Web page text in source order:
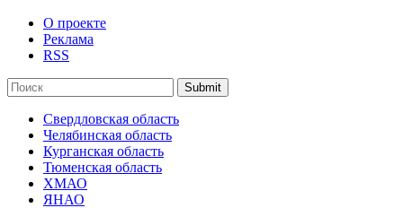
О проекте
Реклама
RSS
Submit
Свердловская область
Челябинская область
Курганская область
Тюменская область
ХМАО
ЯНАО